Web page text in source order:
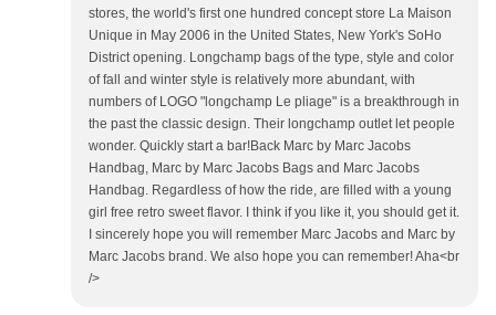
stores, the world's first one hundred concept store La Maison
Unique in May 2006 in the United States, New York's SoHo
District opening. Longchamp bags of the type, style and color
of fall and winter style is relatively more abundant, with
numbers of LOGO "longchamp Le pliage" is a breakthrough in
the past the classic design. Their longchamp outlet let people
wonder. Quickly start a bar!Back Marc by Marc Jacobs
Handbag, Marc by Marc Jacobs Bags and Marc Jacobs
Handbag. Regardless of how the ride, are filled with a young
girl free retro sweet flavor. I think if you like it, you should get it.
I sincerely hope you will remember Marc Jacobs and Marc by
Marc Jacobs brand. We also hope you can remember! Aha<br
/>